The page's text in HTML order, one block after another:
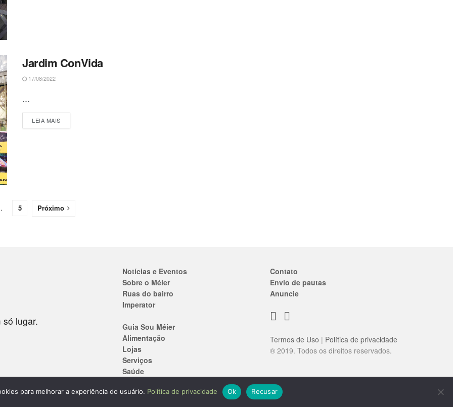
Jardim ConVida
17/08/2022
...
LEIA MAISDETAILS
5 Próximo
lugar.
Notícias e Eventos
Sobre o Méier
Ruas do bairro
Imperator
Guia Sou Méier
Alimentação
Lojas
Serviços
Saúde
Contato
Envio de pautas
Anuncie
Termos de Uso | Política de privacidade
® 2019. Todos os direitos reservados.
para melhorar a experiência do usuário. Política de privacidade Ok Recusar